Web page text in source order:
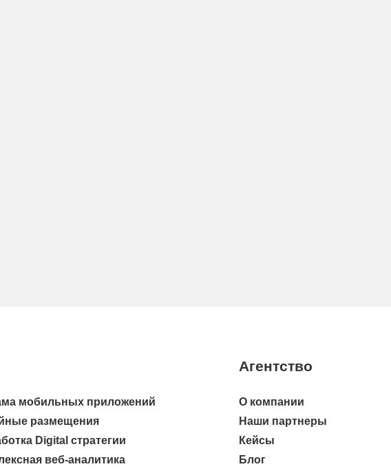
мобильных приложений
размещения
Digital стратегии
веб-аналитика
Агентство
О компании
Наши партнеры
Кейсы
Блог